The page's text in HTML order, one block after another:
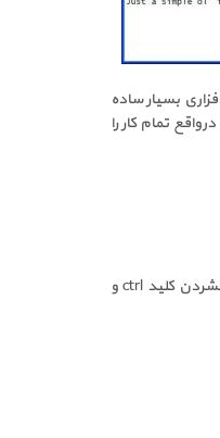
بسیار ساده
تمام کار را
کلیدctrlو